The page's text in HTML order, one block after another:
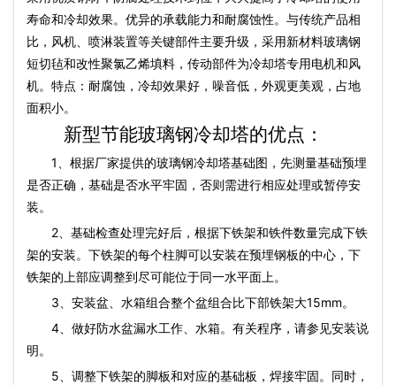
寿命和冷却效果。优异的承载能力和耐腐蚀性。与传统产品相
比，风机、喷淋装置等关键部件主要升级，采用新材料玻璃钢
短切毡和改性聚氯乙烯填料，传动部件为冷却塔专用电机和风
机。特点：耐腐蚀，冷却效果好，噪音低，外观更美观，占地
面积小。
新型节能玻璃钢冷却塔的优点：
1、根据厂家提供的玻璃钢冷却塔基础图，先测量基础预埋
是否正确，基础是否水平牢固，否则需进行相应处理或暂停安
装。
2、基础检查处理完好后，根据下铁架和铁件数量完成下铁
架的安装。下铁架的每个柱脚可以安装在预埋钢板的中心，下
铁架的上部应调整到尽可能位于同一水平面上。
3、安装盆、水箱组合整个盆组合比下部铁架大15mm。
4、做好防水盆漏水工作、水箱。有关程序，请参见安装说
明。
5、调整下铁架的脚板和对应的基础板，焊接牢固。同时，